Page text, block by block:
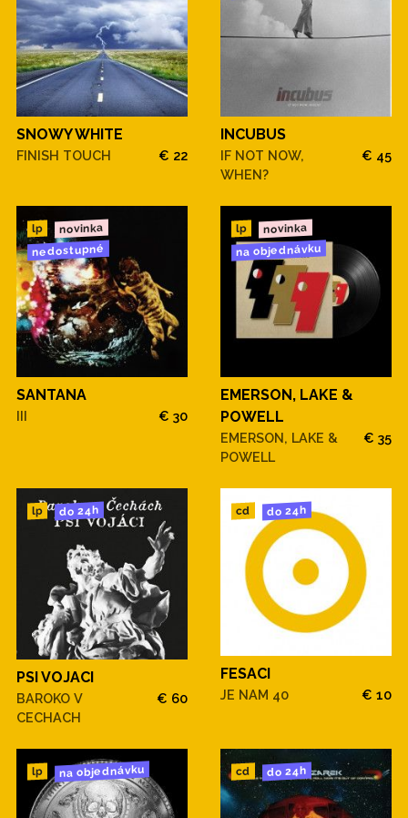
SNOWY WHITE
FINISH TOUCH € 22
INCUBUS
IF NOT NOW,
WHEN?
€ 45
lp novinka
nedostupné
SANTANA
III € 30
lp novinka
na objednávku
EMERSON, LAKE &
POWELL
EMERSON, LAKE &
POWELL
€ 35
lp do 24h
PSI VOJACI
BAROKO V
CECHACH
€ 60
cd do 24h
FESACI
JE NAM 40 € 10
lp na objednávku cd do 24h